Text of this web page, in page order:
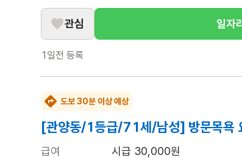
관심 일자
1일전 등록
도보 30분 이상 예상
[관양동/1등급/71세/남성] 방문목욕
급여
시급 30,000원